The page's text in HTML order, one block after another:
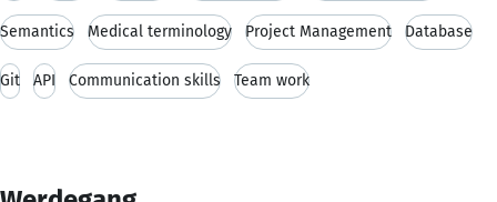
Semantics Medical terminology Project Management Database
Git API Communication skills Team work